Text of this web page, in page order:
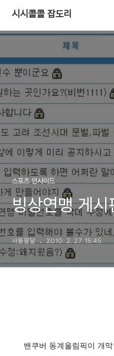
시시콜콜 잡도리
스포츠 인사이드
빙상연맹 게
사통팔달 2010. 2. 27. 15:45
밴쿠버 동계올림픽이 개